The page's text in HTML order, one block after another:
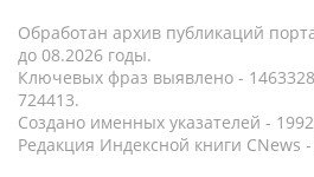
Обработан архив публикаций
до 08.2026 годы.
Ключевых фраз выявлено -
724413.
Создано именных указателей -
Редакция Индексной книги CNews -